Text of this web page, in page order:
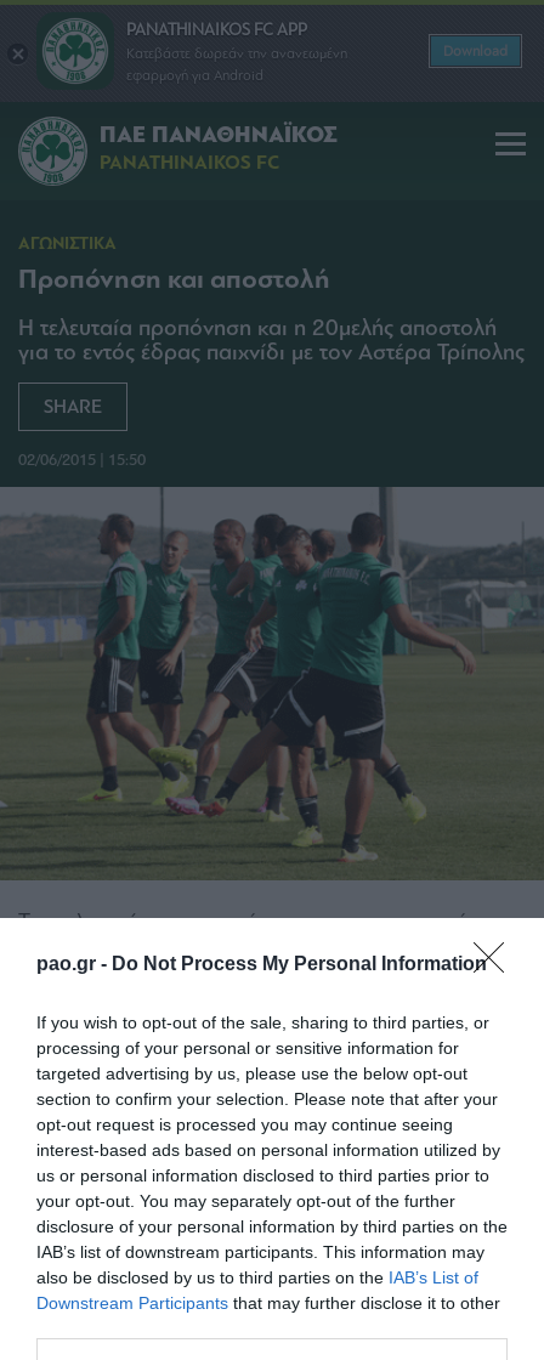
pao.gr - Do Not Process My Personal Information
If you wish to opt-out of the sale, sharing to third parties, or
processing of your personal or sensitive information for
targeted advertising by us, please use the below opt-out
section to confirm your selection. Please note that after your
opt-out request is processed you may continue seeing
interest-based ads based on personal information utilized by
us or personal information disclosed to third parties prior to
your opt-out. You may separately opt-out of the further
disclosure of your personal information by third parties on the
IAB’s list of downstream participants. This information may
also be disclosed by us to third parties on the IAB’s List of
Downstream Participants that may further disclose it to other
PANATHINAIKOS FC APP
Κατεβάστε δωρεάν την ανανεωμένη
εφαρμογή για Android
Download
ΠΑΕ ΠΑΝΑΘΗΝΑΪΚΟΣ
PANATHINAIKOS FC
ΑΓΩΝΙΣΤΙΚΑ
Προπόνηση και αποστολή
Η τελευταία προπόνηση και η 20μελής αποστολή
για το εντός έδρας παιχνίδι με τον Αστέρα Τρίπολης
SHARE
02/06/2015 | 15:50
Την τελευταία του προπόνηση πριν το αυριανό
παιχνίδι με τον Αστέρα Τρίπολης (03/06/2015 –
απόγευμα ο Παναθηναϊκός στο Κορωπί.
Το πρόγραμμα των «πράσινων» περιλάμβανε στην
αρχή ζέσταμα, στη συνέχεια ασκήσεις πέντε εναντίον
δυο ακολούθως, ασκήσεις κυκλοφορίας της μπάλας
και εξάσκηση στα τελειώματα.
Χουχούμης, Πέτριτς και Κλωναρίδης συνέχισαν τη
θεραπεία τους, ενώ Σπυρόπουλος και Πράνιτς
προπονήθηκαν ατομικά.